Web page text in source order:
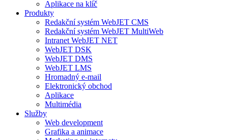
Aplikace na klíč
Produkty
Redakční systém WebJET CMS
Redakční systém WebJET MultiWeb
Intranet WebJET NET
WebJET DSK
WebJET DMS
WebJET LMS
Hromadný e-mail
Elektronický obchod
Aplikace
Multimédia
Služby
Web development
Grafika a animace